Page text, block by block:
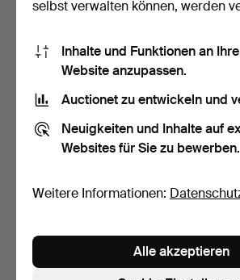
Gewicht ca. 6,5 g.
602 USD
Gold,
selbst verwalten können, werden
Inhalte und Funktionen an
Website anzupassen.
Auctionet zu entwickeln und
Neuigkeiten und Inhalte auf
Websites für Sie zu bewerben.
Weitere Informationen:
Alle akzeptieren